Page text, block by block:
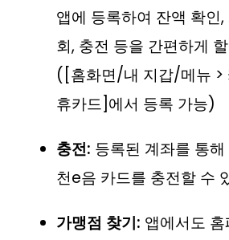
앱에 등록하여 잔액 확인
회, 충전 등을 간편하게
([홈화면/내 지갑/메뉴 >
휴카드]에서 등록 가능)
충전: 등록된 계좌를 통
천e음 카드를 충전할 수
가맹점 찾기: 앱에서도